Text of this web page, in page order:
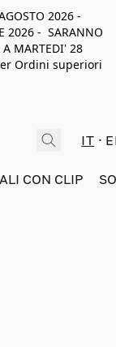
2026 -
2026 - SARANNO
MARTEDI' 28
Ordini superiori
IT
CON CLIP